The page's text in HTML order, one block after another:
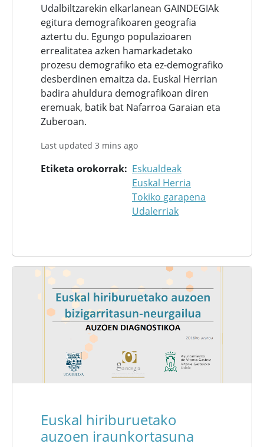
Udalbiltzarekin elkarlanean GAINDEGIAk
egitura demografikoaren geografia
aztertu du. Egungo populazioaren
errealitatea azken hamarkadetako
prozesu demografiko eta ez-demografiko
desberdinen emaitza da. Euskal Herrian
badira ahuldura demografikoan diren
eremuak, batik bat Nafarroa Garaian eta
Zuberoan.
Last updated 3 mins ago
Etiketa orokorrak
Eskualdeak
Euskal Herria
Tokiko garapena
Udalerriak
Euskal hiriburuetako
auzoen iraunkortasuna